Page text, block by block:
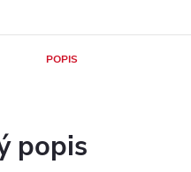
POPIS
popis